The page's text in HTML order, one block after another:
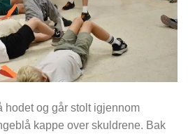
hodet og går stolt igjennom
kappe over skuldrene. Bak